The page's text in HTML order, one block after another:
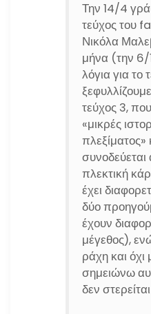
Την 14/4
τεύχος του
Νικόλα
μήνα (την 6/
λόγια για
τεύχος 3,
«μικρές
πλεξίματος»
πλεκτική
έχει
δύο
έχουν
μέγεθος),
ράχη και όχι
σημειώνω
δεν